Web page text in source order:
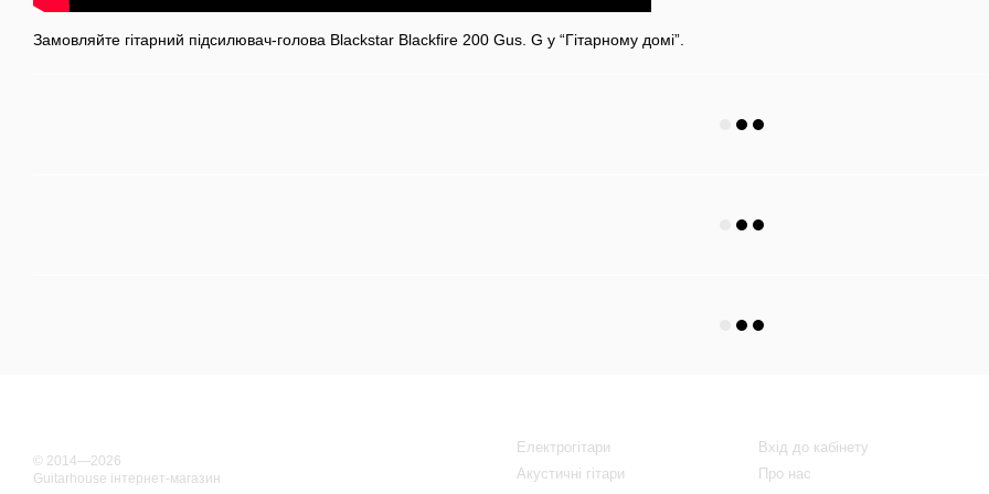
Замовляйте гітарний підсилювач-голова Blackstar Blackfire 200 Gus. G у “Гітарному домі”.
© 2014—2026
Guitarhouse інтернет-магазин
Електрогітари
Акустичні гітари
Вхід до кабінету
Про нас